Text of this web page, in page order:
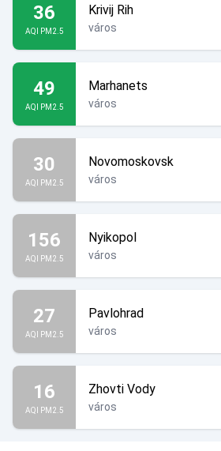
36
AQI PM2.5
Krivij Rih
város
49
AQI PM2.5
Marhanets
város
30
AQI PM2.5
Novomoskovsk
város
156
AQI PM2.5
Nyikopol
város
27
AQI PM2.5
Pavlohrad
város
16
AQI PM2.5
Zhovti Vody
város